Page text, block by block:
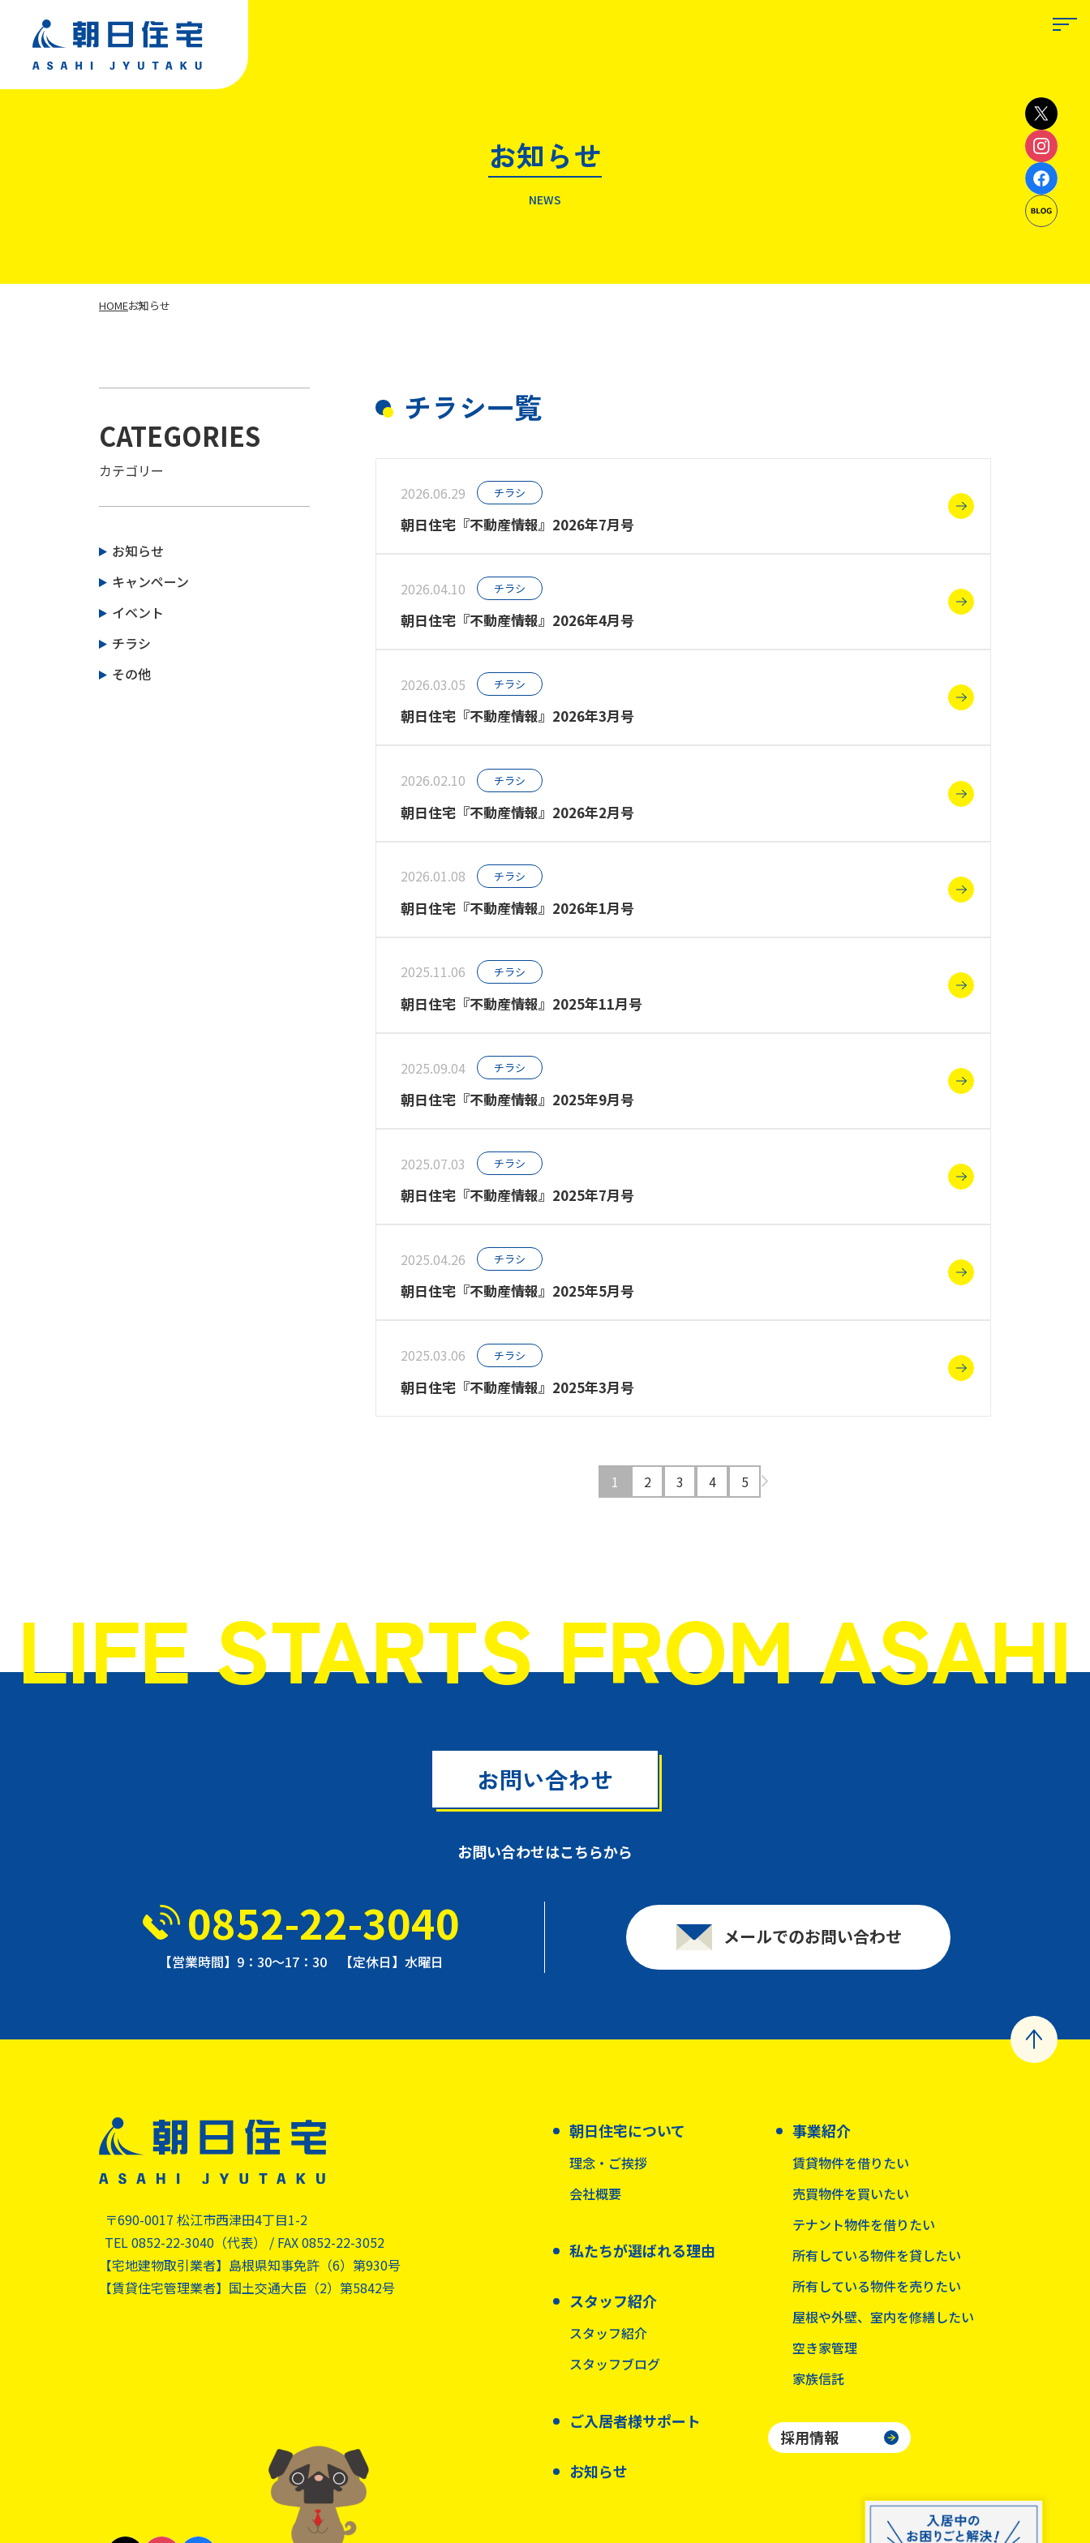
スタッフ紹介
お知らせ
NEWS
HOMEお知らせ
CATEGORIES
カテゴリー
お知らせ
キャンペーン
イベント
チラシ
その他
チラシ一覧
2026.06.29 チラシ
朝日住宅『不動産情報』2026年7月号
2026.04.10 チラシ
朝日住宅『不動産情報』2026年4月号
2026.03.05 チラシ
朝日住宅『不動産情報』2026年3月号
2026.02.10 チラシ
朝日住宅『不動産情報』2026年2月号
2026.01.08 チラシ
朝日住宅『不動産情報』2026年1月号
2025.11.06 チラシ
朝日住宅『不動産情報』2025年11月号
2025.09.04 チラシ
朝日住宅『不動産情報』2025年9月号
2025.07.03 チラシ
朝日住宅『不動産情報』2025年7月号
2025.04.26 チラシ
朝日住宅『不動産情報』2025年5月号
2025.03.06 チラシ
朝日住宅『不動産情報』2025年3月号
1 2 3 4 5
LIFE STARTS FROM ASAHI
お問い合わせ
お問い合わせはこちらから
0852-22-3040
【営業時間】9：30〜17：30 【定休日】水曜日
メールでのお問い合わせ
〒690-0017 松江市西津田4丁目1-2
TEL 0852-22-3040（代表）
FAX 0852-22-3052
【宅地建物取引業者】島根県知事免許（6）第930号
【賃貸住宅管理業者】国土交通大臣（2）第5842号
朝日住宅について
理念・ご挨拶
会社概要
私たちが選ばれる理由
スタッフ紹介
スタッフ紹介
スタッフブログ
ご入居者様サポート
お知らせ
事業紹介
賃貸物件を借りたい
売買物件を買いたい
テナント物件を借りたい
所有している物件を貸したい
所有している物件を売りたい
屋根や外壁、室内を修繕したい
空き家管理
家族信託
採用情報